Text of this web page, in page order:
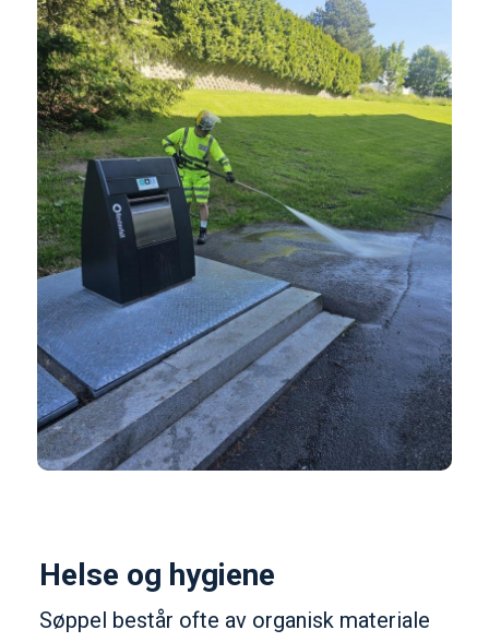
Helse og hygiene
Søppel består ofte av organisk materiale